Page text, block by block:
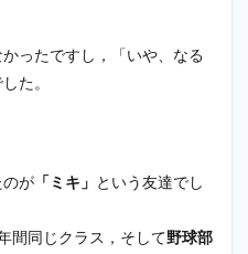
ったですし，「いや、なる
た。
のが 「ミキ」 という友達でし
間同じクラス，そして野球部